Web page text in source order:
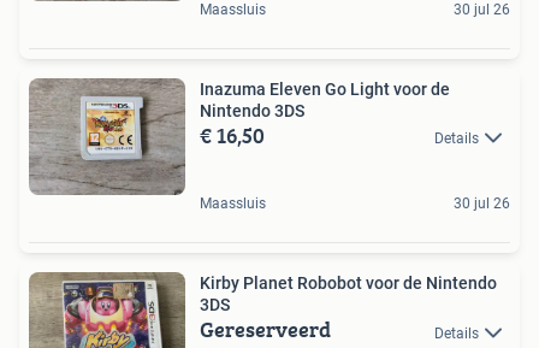
Maassluis 30 jul 26
Inazuma Eleven Go Light voor de
Nintendo 3DS
€ 16,50 Details
Maassluis 30 jul 26
Kirby Planet Robobot voor de Nintendo
3DS
Gereserveerd Details